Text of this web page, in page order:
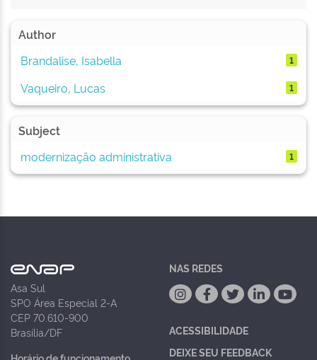
Author
Brandalise, Isabella
1
Vaqueiro, Lucas 1
Subject
modernização administrativa
1
Asa Sul
SPO Área Especial 2-A
CEP 70.610-900
Brasília/DF
NAS REDES
ACESSIBILIDADE
DEIXE SEU FEEDBACK